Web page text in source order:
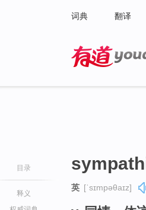
词典 翻译
目录
释义
英 [ˈsɪmpəθaɪz]